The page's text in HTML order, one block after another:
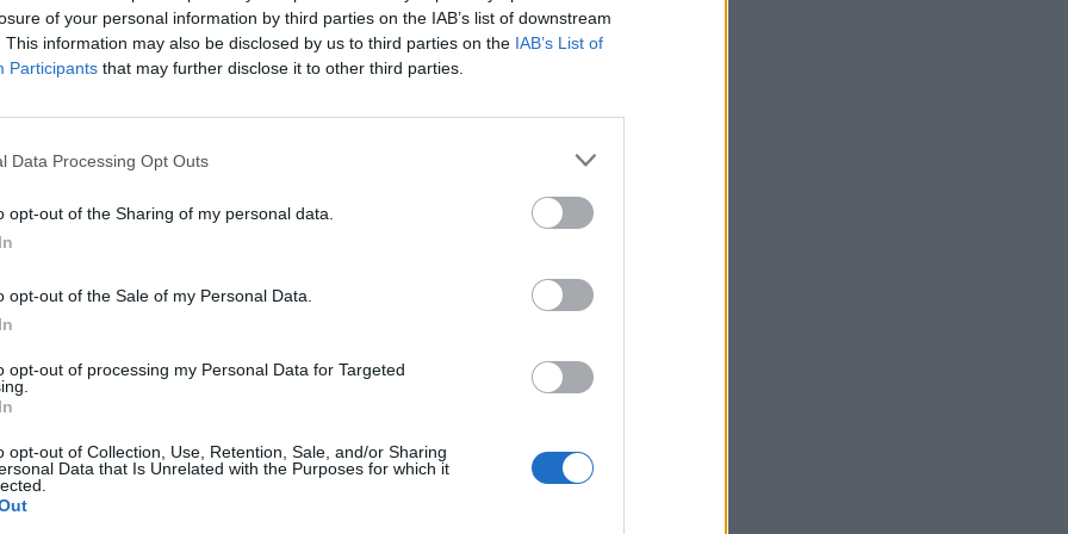
of your personal information by third parties on the IAB’s list of downstream
This information may also be disclosed by us to third parties on the IAB’s List of
Participants that may further disclose it to other third parties.
Data Processing Opt Outs
opt-out of the Sharing of my personal data.
opt-out of the Sale of my Personal Data.
opt-out of processing my Personal Data for Targeted
opt-out of Collection, Use, Retention, Sale, and/or Sharing
Data that Is Unrelated with the Purposes for which it
hivatkozva.
menedékként szolgált A Bundesbank kimutatása szerint a válság előtti utolsó
százalék volt a német állampapírok átlagos kamata, 2013-ban pedig már csak 2,6
meghaladta a 3 százalékos uniós határértéket...
portfolio.hu hírarchívumához tartozik, melynek olvasása előfizetéses
tartalmazza:
cikkarchívum
elmúlt 2 év napon belüli
Előfizetés